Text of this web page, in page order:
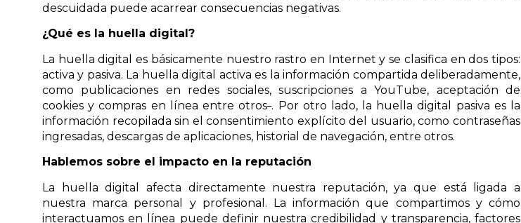
descuidada puede acarrear consecuencias negativas.
¿Qué es la huella digital?
La huella digital es básicamente nuestro rastro en Internet y se clasifica en dos tipos:
activa y pasiva. La huella digital activa es la información compartida deliberadamente,
como publicaciones en redes sociales, suscripciones a YouTube, aceptación de
cookies y compras en línea entre otros . Por otro lado, la huella digital pasiva es la
información recopilada sin el consentimiento explícito del usuario, como contraseñas
ingresadas, descargas de aplicaciones, historial de navegación, entre otros.
Hablemos sobre el impacto en la reputación
La huella digital afecta directamente nuestra reputación, ya que está ligada a
nuestra marca personal y profesional. La información que compartimos y cómo
interactuamos en línea puede definir nuestra credibilidad y transparencia, factores